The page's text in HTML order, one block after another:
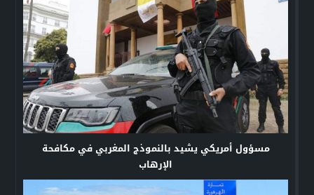
مسؤول أمريكي يشيد بالنموذج المغربي في مكافحة
الإرهاب